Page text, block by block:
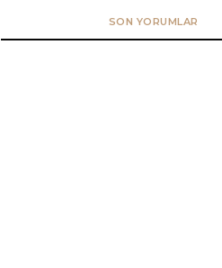
SON YORUMLAR